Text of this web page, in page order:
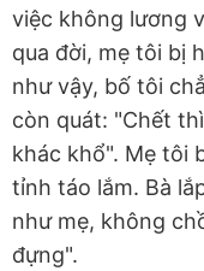
việc không lương
qua đời, mẹ tôi bị
như vậy, bố tôi
còn quát: "Chết
khác khổ". Mẹ tôi
tỉnh táo lắm. Bà
như mẹ, không
đựng".